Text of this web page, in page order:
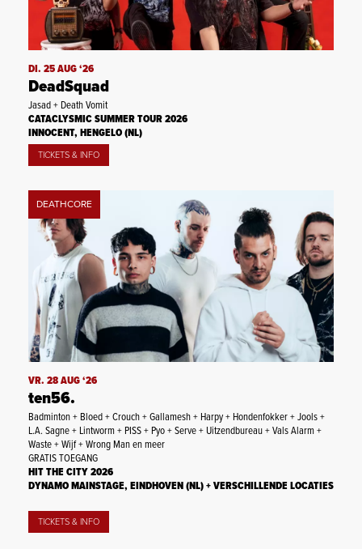
DI. 25 AUG ‘26
DeadSquad
Jasad + Death Vomit
CATACLYSMIC SUMMER TOUR 2026
INNOCENT, HENGELO (NL)
TICKETS & INFO
DEATHCORE
VR. 28 AUG ‘26
ten56.
Badminton + Bloed + Crouch + Gallamesh + Harpy + Hondenfokker + Jools +
L.A. Sagne + Lintworm + PISS + Pyo + Serve + Uitzendbureau + Vals Alarm +
Waste + Wijf + Wrong Man en meer
GRATIS TOEGANG
HIT THE CITY 2026
DYNAMO MAINSTAGE, EINDHOVEN (NL) + VERSCHILLENDE LOCATIES
TICKETS & INFO